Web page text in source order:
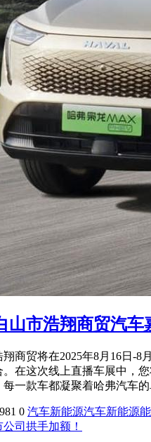
山市浩翔商贸汽车
商贸将在2025年8月16日-
在这次线上直播车展中，
一款车都凝聚着哈弗汽车
0 汽车新能源汽车新能源